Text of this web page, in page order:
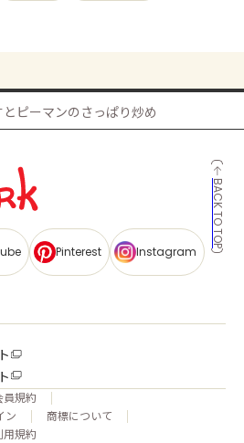
とピーマンのさっぱり炒め
BACK TO TOP
Pinterest Instagram
員規約
ン
商標について
用規約